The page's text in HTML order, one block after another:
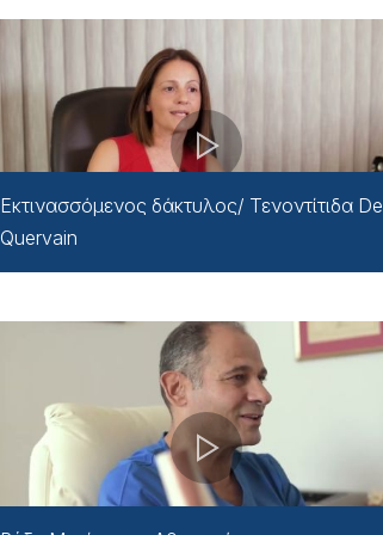
Εκτινασσόμενος δάκτυλος/ Τενοντίτιδα De
Quervain